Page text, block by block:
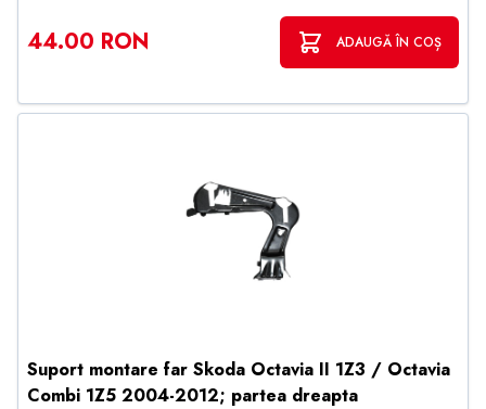
44.00 RON ADAUGĂ ÎN COȘ
Suport montare far Skoda Octavia II 1Z3 / Octavia
Combi 1Z5 2004-2012; partea dreapta